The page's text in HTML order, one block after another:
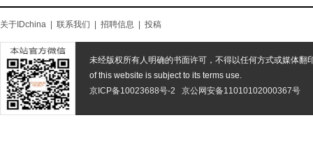
关于IDchina 联系我们 招聘信息 投稿
未经版权所有人明确的书面许可，不得以任何方式或媒体翻
of this website is subject to its terms use.
京ICP备10023688号-2
京公网安备11010102000367号